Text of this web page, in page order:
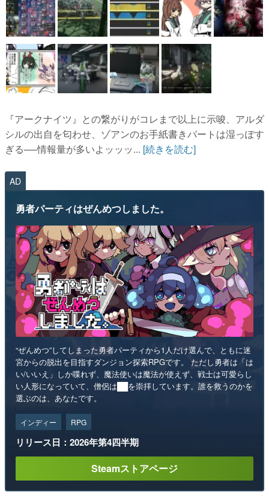
『アークナイツ』との繋がりがコレまで以上に示唆、アルダ
シルの出自を匂わせ、ゾアンのお手紙書きパートは湿っぽす
ぎる──情報量が多いよッッッ... [続きを読む]
AD
勇者パーティはぜんめつしました。
“ぜんめつ”してしまった勇者パーティから1人だけ選んで、ともに迷
宮からの脱出を目指すダンジョン探索RPGです。 ただし勇者は「は
い/いいえ」しか喋れず、魔法使いは魔法が使えず、戦士は可愛らし
い人形になっていて、僧侶は██を崇拝しています。誰を救うのかを
選ぶのは、あなたです。
インディー RPG
リリース日：2026年第4四半期
Steamストアページ